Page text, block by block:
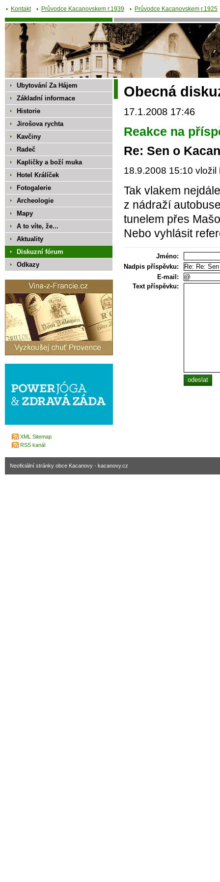
Kontakt Průvodce Kacanovskem r.1939 Průvodce Kacanovskem r.1925
Obecná
17.1.2008 17:46
Reakce na
Re: Sen o
18.9.2008 15:10 vložil
Tak vlakem
z nádraží
tunelem přes
Nebo vyhlásit
Jméno:
Nadpis příspěvku:
E-mail:
Text příspěvku:
Ubytování Za Hájem
Základní informace
Historie
Jirošova rychta
Kavčiny
Radeč
Kapličky a boží muka
Hotel Králíček
Fotogalerie
Archeologie
Mapy
A to víte, že...
Aktuality
Diskuzní fórum
Odkazy
XML Sitemap
RSS kanál
Neoficiální stránky obce Kacanovy - kacanovy.cz